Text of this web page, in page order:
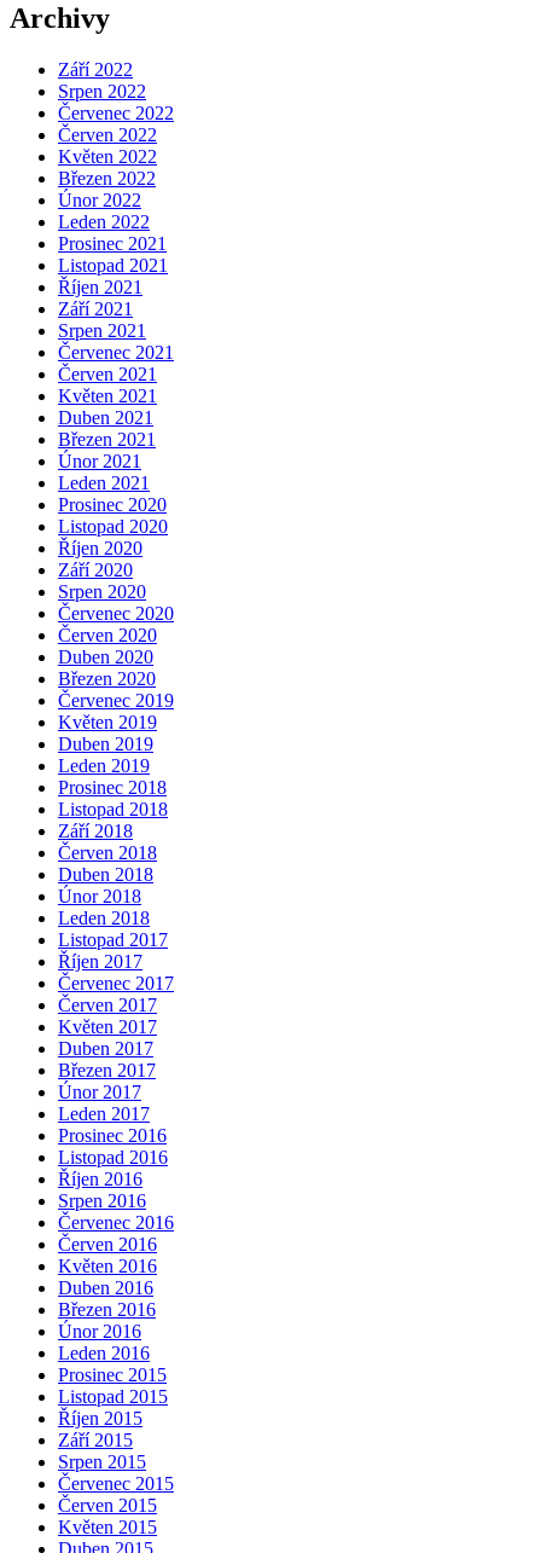
Archivy
Září 2022
Srpen 2022
Červenec 2022
Červen 2022
Květen 2022
Březen 2022
Únor 2022
Leden 2022
Prosinec 2021
Listopad 2021
Říjen 2021
Září 2021
Srpen 2021
Červenec 2021
Červen 2021
Květen 2021
Duben 2021
Březen 2021
Únor 2021
Leden 2021
Prosinec 2020
Listopad 2020
Říjen 2020
Září 2020
Srpen 2020
Červenec 2020
Červen 2020
Duben 2020
Březen 2020
Červenec 2019
Květen 2019
Duben 2019
Leden 2019
Prosinec 2018
Listopad 2018
Září 2018
Červen 2018
Duben 2018
Únor 2018
Leden 2018
Listopad 2017
Říjen 2017
Červenec 2017
Červen 2017
Květen 2017
Duben 2017
Březen 2017
Únor 2017
Leden 2017
Prosinec 2016
Listopad 2016
Říjen 2016
Srpen 2016
Červenec 2016
Červen 2016
Květen 2016
Duben 2016
Březen 2016
Únor 2016
Leden 2016
Prosinec 2015
Listopad 2015
Říjen 2015
Září 2015
Srpen 2015
Červenec 2015
Červen 2015
Květen 2015
Duben 2015